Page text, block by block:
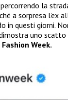
la
a sorpresa l’ex
in questi giorni.
uno
Week.